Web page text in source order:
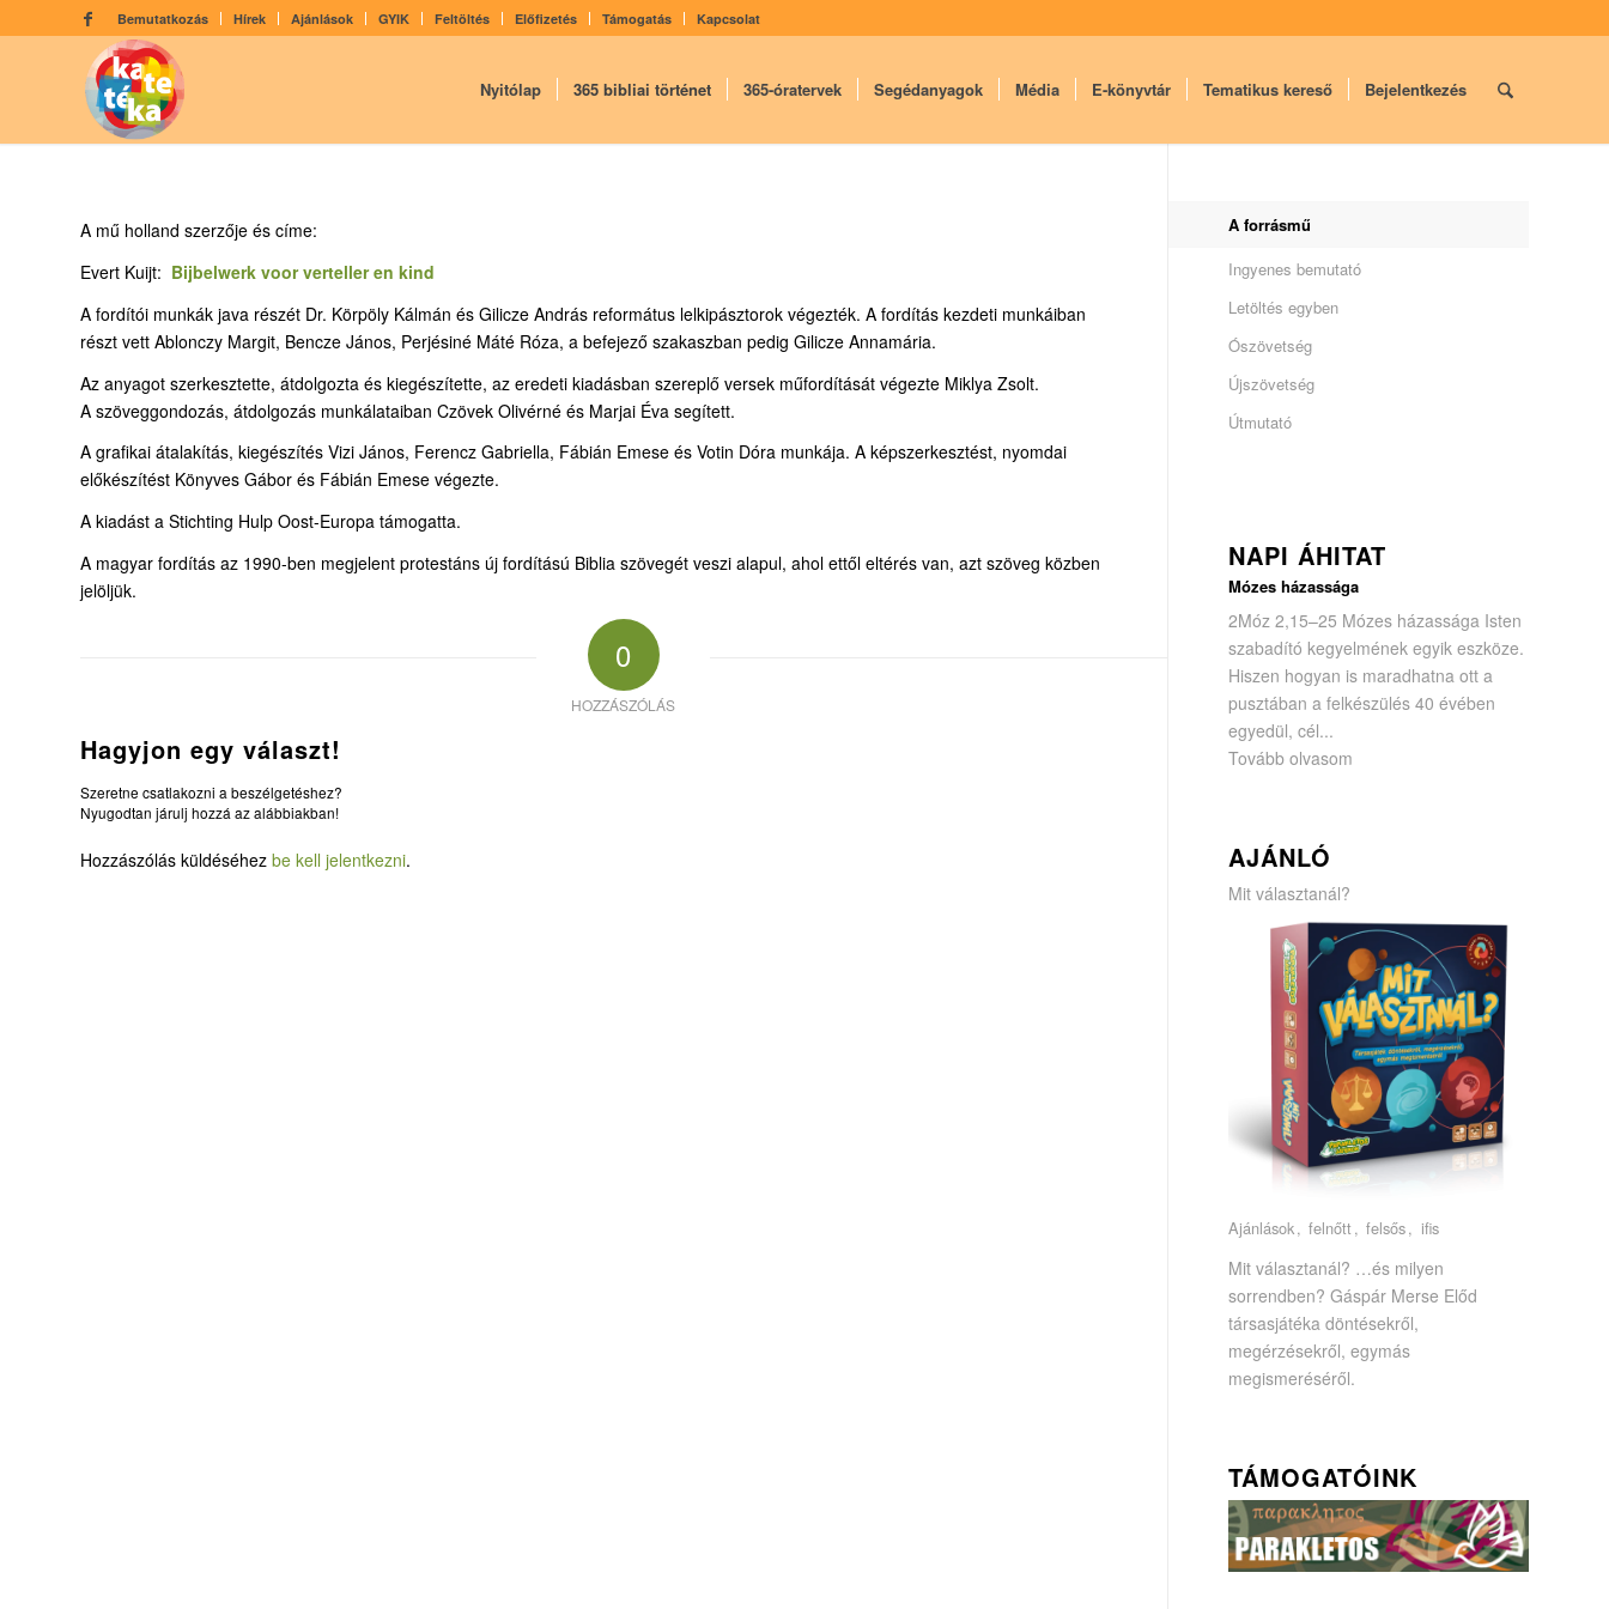
Bemutatkozás Hírek Ajánlások GYIK Feltöltés Előfizetés Támogatás Kapcsolat
Nyitólap 365 bibliai történet 365-óratervek Segédanyagok Média E-könyvtár Tematikus kereső Bejelentkezés
A mű holland szerzője és címe:
Evert Kuijt: Bijbelwerk voor verteller en kind
A fordítói munkák java részét Dr. Körpöly Kálmán és Gilicze András református lelkipásztorok végezték. A fordítás kezdeti munkáiban
részt vett Ablonczy Margit, Bencze János, Perjésiné Máté Róza, a befejező szakaszban pedig Gilicze Annamária.
Az anyagot szerkesztette, átdolgozta és kiegészítette, az eredeti kiadásban szereplő versek műfordítását végezte Miklya Zsolt.
A szöveggondozás, átdolgozás munkálataiban Czövek Olivérné és Marjai Éva segített.
A grafikai átalakítás, kiegészítés Vizi János, Ferencz Gabriella, Fábián Emese és Votin Dóra munkája. A képszerkesztést, nyomdai
előkészítést Könyves Gábor és Fábián Emese végezte.
A kiadást a Stichting Hulp Oost-Europa támogatta.
A magyar fordítás az 1990-ben megjelent protestáns új fordítású Biblia szövegét veszi alapul, ahol ettől eltérés van, azt szöveg közben
jelöljük.
0
HOZZÁSZÓLÁS
Hagyjon egy választ!
Szeretne csatlakozni a beszélgetéshez?
Nyugodtan járulj hozzá az alábbiakban!
Hozzászólás küldéséhez be kell jelentkezni.
A forrásmű
Ingyenes bemutató
Letöltés egyben
Ószövetség
Újszövetség
Útmutató
NAPI ÁHITAT
Mózes házassága
2Móz 2,15–25 Mózes házassága Isten
szabadító kegyelmének egyik eszköze.
Hiszen hogyan is maradhatna ott a
pusztában a felkészülés 40 évében
egyedül, cél...
Tovább olvasom
AJÁNLÓ
Mit választanál?
Ajánlások felnőtt felsős ifis
Mit választanál? …és milyen
sorrendben? Gáspár Merse Előd
társasjátéka döntésekről,
megérzésekről, egymás
megismeréséről.
TÁMOGATÓINK